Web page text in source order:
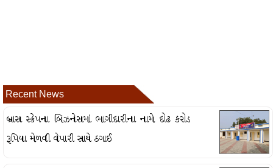
Recent News
બ્રાસ સ્ક્રેપના બિઝનેસમાં ભાગીદારીના નામે દોઢ કરોડ
રૂપિયા મેળવી વેપારી સાથે ઠગાઈ